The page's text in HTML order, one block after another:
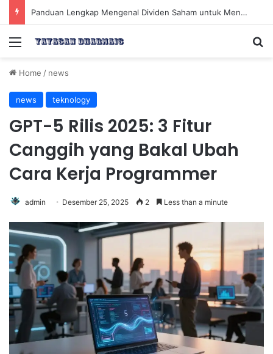
Panduan Lengkap Mengenal Dividen Saham untuk Mendapatkan Pasif Income Setiap Tahun
Menu
Home / news
news teknology
GPT-5 Rilis 2025: 3 Fitur
Canggih yang Bakal Ubah
Cara Kerja Programmer
admin Desember 25, 2025 2 Less than a minute